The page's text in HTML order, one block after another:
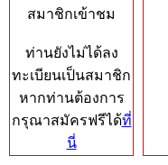
สมาชิกเข้าชม
ท่านยังไม่ได้ลง
ทะเบียนเป็นสมาชิก
หากท่านต้องการ
กรุณาสมัครฟรีได้ที่
นี่